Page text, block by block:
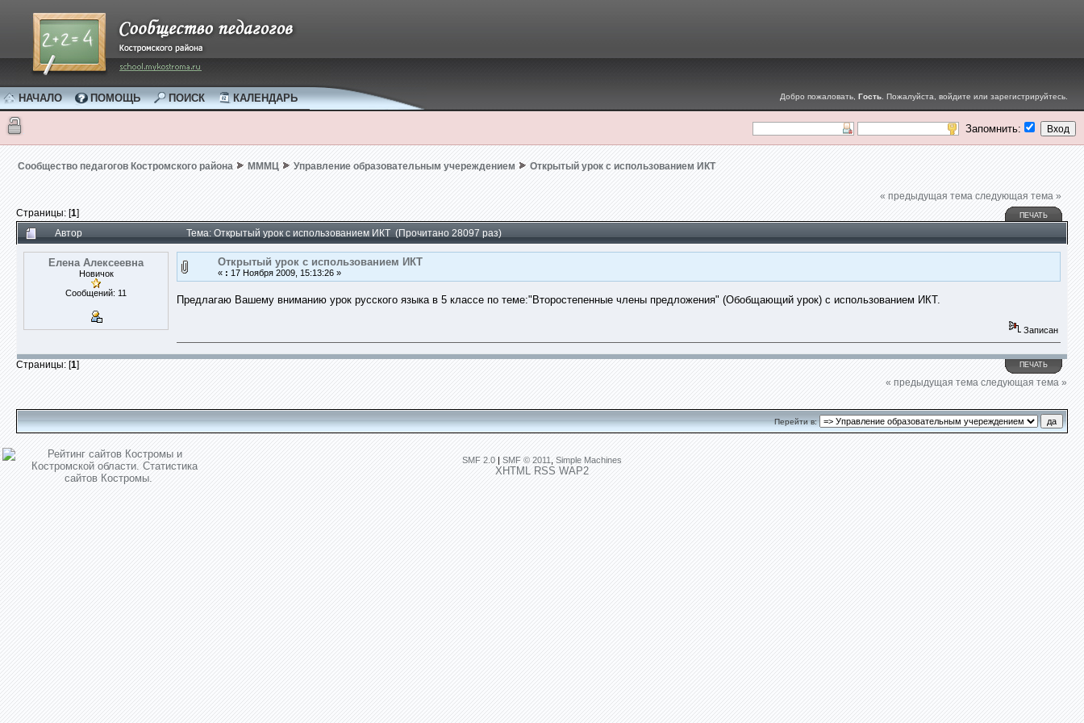
НАЧАЛО ПОМОЩЬ ПОИСК КАЛЕНДАРЬ Добро пожаловать, Гость . Пожалуйста, войдите или зарегистрируйтесь
Запомнить:
Сообщество педагогов Костромского района МММЦ Управление образовательным учереждением Открытый урок с использованием ИКТ
Страницы: [1]
« предыдущая тема следующая тема »
ПЕЧАТЬ
Автор Тема: Открытый урок с использованием ИКТ (Прочитано 28097 раз)
Елена Алексеевна
Новичок
Сообщений: 11
Открытый урок с использованием ИКТ
« : 17 Ноября 2009, 15:13:26 »
Предлагаю Вашему вниманию урок русского языка в 5 классе по теме:"Второстепенные члены предложения" (Обобщающий урок) с использованием ИКТ.
Записан
Страницы: [1] ПЕЧАТЬ
« предыдущая тема следующая тема »
Перейти в:
SMF 2.0 | SMF © 2011 Simple Machines
XHTML RSS WAP2